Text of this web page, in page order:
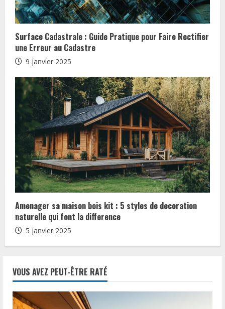
Surface Cadastrale : Guide Pratique pour Faire Rectifier
une Erreur au Cadastre
9 janvier 2025
Amenager sa maison bois kit : 5 styles de decoration
naturelle qui font la difference
5 janvier 2025
VOUS AVEZ PEUT-ÊTRE RATÉ